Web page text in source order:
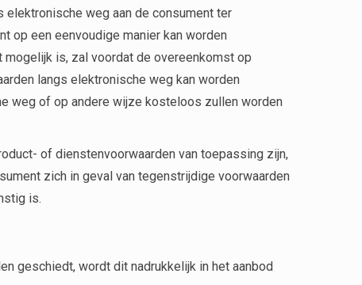
weg aan de consument ter
op een eenvoudige manier kan worden
is, zal voordat de overeenkomst op
langs elektronische weg kan worden
weg of op andere wijze kosteloos zullen worden
of dienstenvoorwaarden van toepassing zijn,
zich in geval van tegenstrijdige voorwaarden
is.
geschiedt, wordt dit nadrukkelijk in het aanbod